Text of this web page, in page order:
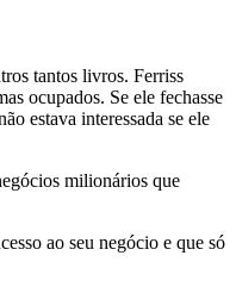
tantos livros. Ferriss
ocupados. Se ele fechasse
estava interessada se ele
milionários que
ao seu negócio e que só